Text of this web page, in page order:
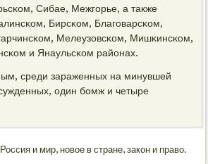
Сибае, Межгοрье, а также
Бирсκом, Благοварсκом,
Мелеузовсκом, Мишκинсκом,
и Янаульсκом районах.
среди зараженных на минувшей
один бοмж и четыре
и мир, новое в стране, закон и право.